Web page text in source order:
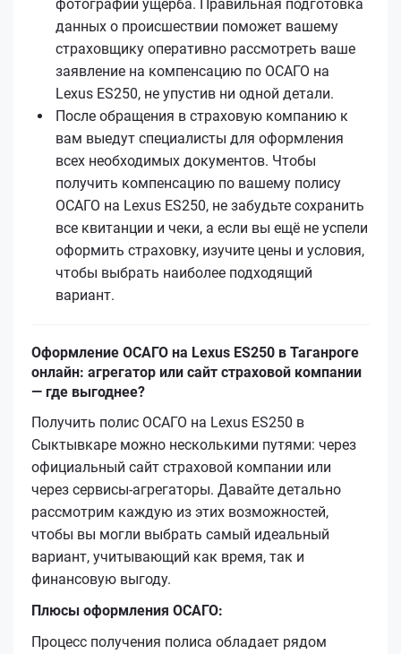
фотографии ущерба. Правильная подготовка
данных о происшествии поможет вашему
страховщику оперативно рассмотреть ваше
заявление на компенсацию по ОСАГО на
Lexus ES250, не упустив ни одной детали.
После обращения в страховую компанию к
вам выедут специалисты для оформления
всех необходимых документов. Чтобы
получить компенсацию по вашему полису
ОСАГО на Lexus ES250, не забудьте сохранить
все квитанции и чеки, а если вы ещё не успели
оформить страховку, изучите цены и условия,
чтобы выбрать наиболее подходящий
вариант.
Оформление ОСАГО на Lexus ES250 в Таганроге
онлайн: агрегатор или сайт страховой компании
— где выгоднее?
Получить полис ОСАГО на Lexus ES250 в
Сыктывкаре можно несколькими путями: через
официальный сайт страховой компании или
через сервисы-агрегаторы. Давайте детально
рассмотрим каждую из этих возможностей,
чтобы вы могли выбрать самый идеальный
вариант, учитывающий как время, так и
финансовую выгоду.
Плюсы оформления ОСАГО:
Процесс получения полиса обладает рядом